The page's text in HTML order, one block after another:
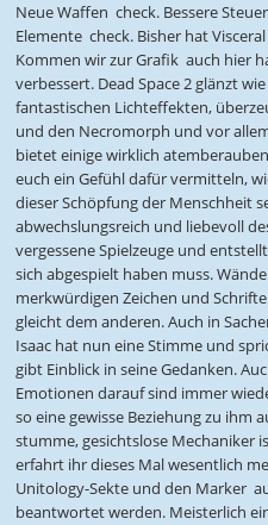
Neue Waffen  check. Bessere
Elemente  check. Bisher hat
Kommen wir zur Grafik  auch hier
verbessert. Dead Space 2 glänzt
fantastischen Lichteffekten,
und den Necromorph und vor
bietet einige wirklich
euch ein Gefühl dafür vermitteln,
dieser Schöpfung der Menschheit
abwechslungsreich und liebevoll
vergessene Spielzeuge und
sich abgespielt haben muss.
merkwürdigen Zeichen und
gleicht dem anderen. Auch in
Isaac hat nun eine Stimme und
gibt Einblick in seine Gedanken.
Emotionen darauf sind immer
so eine gewisse Beziehung zu ihm
stumme, gesichtslose Mechaniker
erfahrt ihr dieses Mal wesentlich
Unitology-Sekte und den Marker 
beantwortet werden. Meisterlich